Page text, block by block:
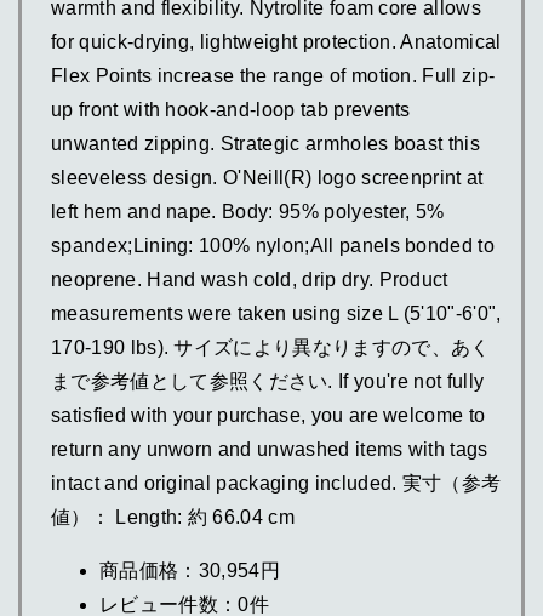
warmth and flexibility. Nytrolite foam core allows
for quick-drying, lightweight protection. Anatomical
Flex Points increase the range of motion. Full zip-
up front with hook-and-loop tab prevents
unwanted zipping. Strategic armholes boast this
sleeveless design. O'Neill(R) logo screenprint at
left hem and nape. Body: 95% polyester, 5%
spandex;Lining: 100% nylon;All panels bonded to
neoprene. Hand wash cold, drip dry. Product
measurements were taken using size L (5'10"-6'0",
170-190 lbs). サイズにより異なりますので、あく
まで参考値として参照ください. If you're not fully
satisfied with your purchase, you are welcome to
return any unworn and unwashed items with tags
intact and original packaging included. 実寸（参考
値）： Length: 約 66.04 cm
商品価格：30,954円
レビュー件数：0件